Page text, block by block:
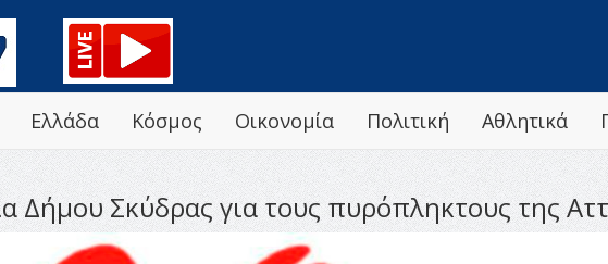
Ελλάδα Κόσμος Οικονομία Πολιτική Αθλητικά
Δήμου Σκύδρας για τους πυρόπληκτους της